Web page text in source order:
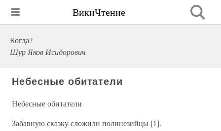
ВикиЧтение
Когда?
Шур Яков Исидорович
Небесные обитатели
Небесные обитатели
Забавную сказку сложили полинезийцы [1].